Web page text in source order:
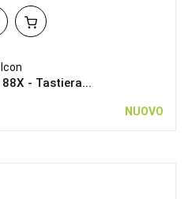
Icon
88X - Tastiera...
NUOVO